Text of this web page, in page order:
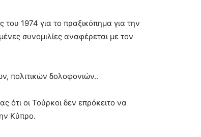
1974 για το πραξικόπημα για την
συνομιλίες αναφέρεται με τον
πολιτικών δολοφονιών..
ότι οι Τούρκοι δεν επρόκειτο να
Κύπρο.